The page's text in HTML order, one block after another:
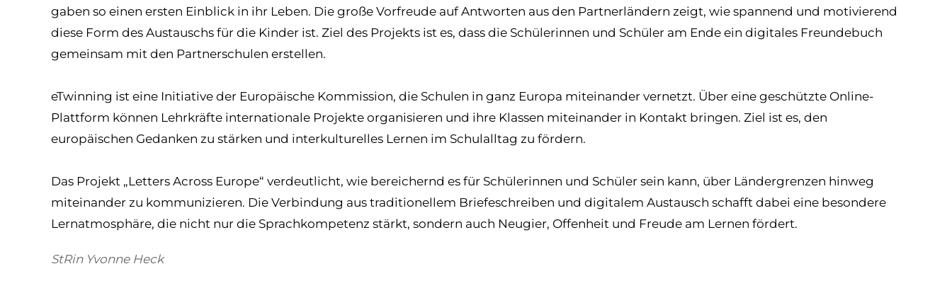
gaben so einen ersten Einblick in ihr Leben. Die große Vorfreude auf Antworten aus den Partnerländern zeigt, wie spannend und motivierend
diese Form des Austauschs für die Kinder ist. Ziel des Projekts ist es, dass die Schülerinnen und Schüler am Ende ein digitales Freundebuch
gemeinsam mit den Partnerschulen erstellen.
eTwinning ist eine Initiative der Europäische Kommission, die Schulen in ganz Europa miteinander vernetzt. Über eine geschützte Online-
Plattform können Lehrkräfte internationale Projekte organisieren und ihre Klassen miteinander in Kontakt bringen. Ziel ist es, den
europäischen Gedanken zu stärken und interkulturelles Lernen im Schulalltag zu fördern.
Das Projekt „Letters Across Europe“ verdeutlicht, wie bereichernd es für Schülerinnen und Schüler sein kann, über Ländergrenzen hinweg
miteinander zu kommunizieren. Die Verbindung aus traditionellem Briefeschreiben und digitalem Austausch schafft dabei eine besondere
Lernatmosphäre, die nicht nur die Sprachkompetenz stärkt, sondern auch Neugier, Offenheit und Freude am Lernen fördert.
StRin Yvonne Heck